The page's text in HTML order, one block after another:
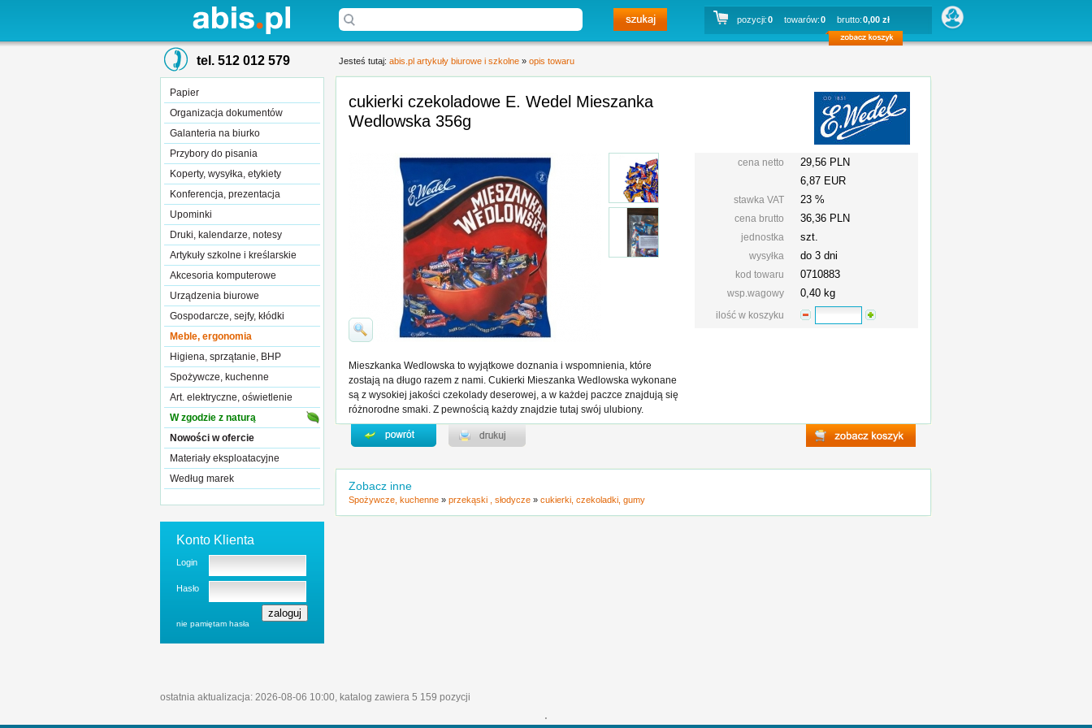
pozycji:0 towarów:0 brutto:0,00 zł
tel. 512 012 579
Papier
Organizacja dokumentów
Galanteria na biurko
Przybory do pisania
Koperty, wysyłka, etykiety
Konferencja, prezentacja
Upominki
Druki, kalendarze, notesy
Artykuły szkolne i kreślarskie
Akcesoria komputerowe
Urządzenia biurowe
Gospodarcze, sejfy, kłódki
Meble, ergonomia
Higiena, sprzątanie, BHP
Spożywcze, kuchenne
Art. elektryczne, oświetlenie
W zgodzie z naturą
Nowości w ofercie
Materiały eksploatacyjne
Według marek
Konto Klienta
Login
Hasło
nie pamiętam hasła
Jesteś tutaj: abis.pl artykuły biurowe i szkolne » opis towaru
cukierki czekoladowe E. Wedel Mieszanka
Wedlowska 356g
cena netto
29,56 PLN
6,87 EUR
stawka VAT 23 %
cena brutto 36,36 PLN
jednostka szt.
wysyłka do 3 dni
kod towaru 0710883
wsp.wagowy 0,40 kg
ilość w koszyku
Mieszkanka Wedlowska to wyjątkowe doznania i wspomnienia, które
zostają na długo razem z nami. Cukierki Mieszanka Wedlowska wykonane
są z wysokiej jakości czekolady deserowej, a w każdej paczce znajdują się
różnorodne smaki. Z pewnością każdy znajdzie tutaj swój ulubiony.
Zobacz inne
Spożywcze, kuchenne » przekąski , słodycze » cukierki, czekoladki, gumy
ostatnia aktualizacja: 2026-08-06 10:00, katalog zawiera 5 159 pozycji
'